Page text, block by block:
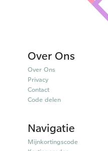
Over Ons
Over Ons
Privacy
Contact
Code delen
Navigatie
Mijnkortingscode